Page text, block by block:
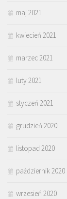
maj 2021
kwiecień 2021
marzec 2021
luty 2021
styczeń 2021
grudzień 2020
listopad 2020
październik 2020
wrzesień 2020